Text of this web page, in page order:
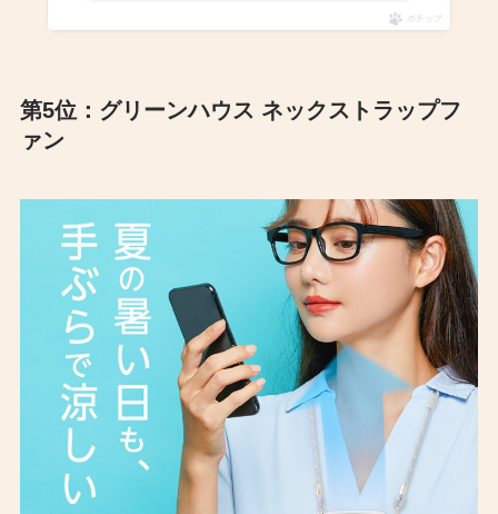
ポチップ
第5位：グリーンハウス ネックストラップフ
ァン